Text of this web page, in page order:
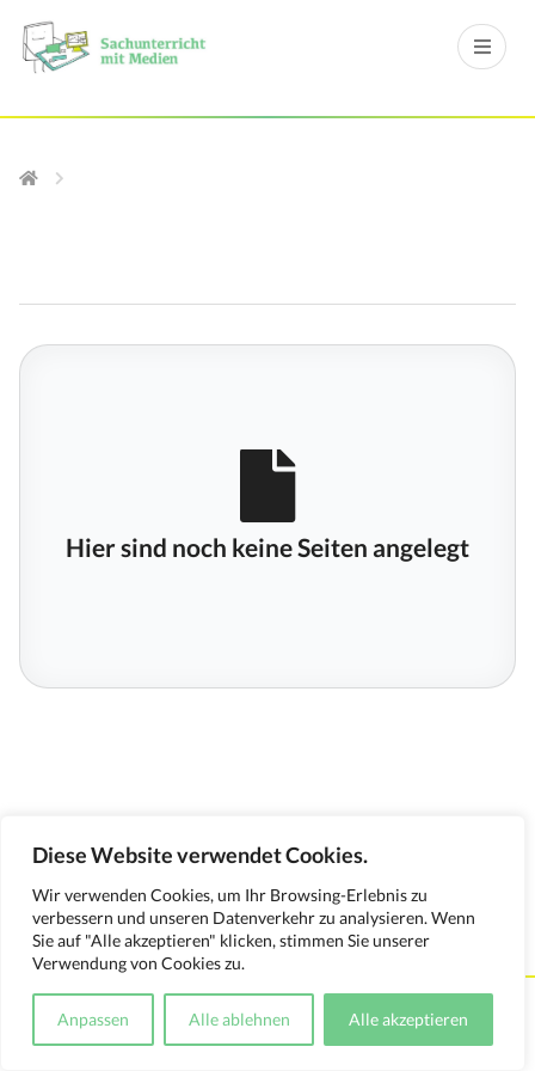
Diese Website verwendet Cookies.
Wir verwenden Cookies, um Ihr Browsing-Erlebnis zu
verbessern und unseren Datenverkehr zu analysieren. Wenn
Sie auf "Alle akzeptieren" klicken, stimmen Sie unserer
Verwendung von Cookies zu.
Anpassen Alle ablehnen Alle akzeptieren
Hier sind noch keine Seiten angelegt
Kontakt Impressum Datenschutzerklärung
Medienverwendungsnachweis